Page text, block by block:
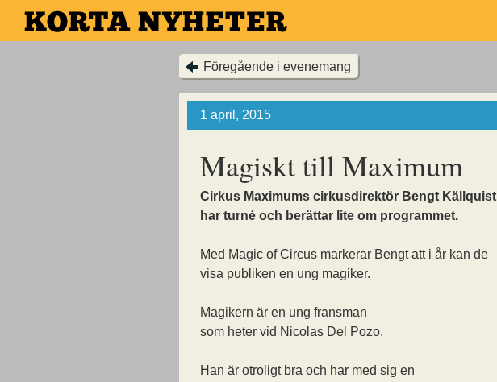
Hoppa
till
Föregående i evenemang
1 april, 2015
Magiskt till Maximum
Cirkus Maximums cirkusdirektör Bengt Källquist
har turné och berättar lite om programmet.
Med Magic of Circus markerar Bengt att i år kan de
visa publiken en ung magiker.
Magikern är en ung fransman
som heter vid Nicolas Del Pozo.
Han är otroligt bra och har med sig en